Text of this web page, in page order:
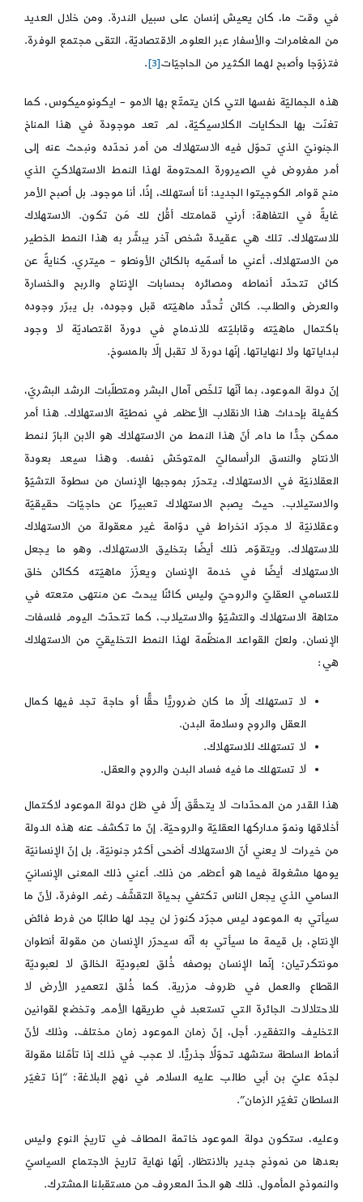
في وقت ما، كان يعيش إنسان على سبيل الندرة. ومن خلال العديد
من المغامرات والأسفار عبر العلوم الاقتصاديّة، التقى مجتمع الوفرة.
فتزوّجا وأصبح لهما الكثير من الحاجيّات[3]
.
هذه الجماليّة نفسها التي كان يتمتّع بها الامو – ايكونوميكوس، كما
تغنّت بها الحكايات الكلاسيكيّة، لم تعد موجودة في هذا المناخ
الجنونيّ الذي تحوّل فيه الاستهلاك من أمر نحدّده ونبحث عنه إلى
أمر مفروض في الصيرورة المحتومة لهذا النمط الاستهلاكيّ الذي
منح قوام الكوجيتوا الجديد: أنا أستهلك، إذًا، أنا موجود. بل أصبح الأمر
غايةً في التفاهة: أرني قمامتك أقُلْ لك مَن تكون. الاستهلاك
للاستهلاك. تلك هي عقيدة شخص آخر يبشّر به هذا النمط الخطير
من الاستهلاك، أعني ما أسمّيه بالكائن الأونطو – ميتري. كنايةً عن
كائن تتحدّد أنماطه ومصائره بحسابات الإنتاج والربح والخسارة
والعرض والطلب. كائن تُحدَّد ماهيّته قبل وجوده، بل يبرّر وجوده
باكتمال ماهيّته وقابليّته للاندماج في دورة اقتصاديّة لا وجود
لبداياتها ولا لنهاياتها. إنّها دورة لا تقبل إلّا بالمسوخ.
إنّ دولة الموعود، بما أنّها تلخّص آمال البشر ومتطلّبات الرشد البشريّ،
كفيلة بإحداث هذا الانقلاب الأعظم في نمطيّة الاستهلاك. هذا أمر
ممكن جدًّا ما دام أنّ هذا النمط من الاستهلاك هو الابن البارّ لنمط
الانتاج والنسق الرأسماليّ المتوحّش نفسه. وهذا سيعد بعودة
العقلانيّة في الاستهلاك، يتحرّر بموجبها الإنسان من سطوة التشيّؤ
والاستيلاب. حيث يصبح الاستهلاك تعبيرًا عن حاجيّات حقيقيّة
وعقلانيّة لا مجرّد انخراط في دوّامة غير معقولة من الاستهلاك
للاستهلاك. ويتقوّم ذلك أيضًا بتخليق الاستهلاك، وهو ما يجعل
الاستهلاك أيضًا في خدمة الإنسان ويعزّز ماهيّته ككائن خلق
للتسامي العقليّ والروحيّ وليس كائنًا يبحث عن منتهى متعته في
متاهة الاستهلاك والتشيّؤ والاستيلاب، كما تتحدّث اليوم فلسفات
الإنسان. ولعلّ القواعد المنظّمة لهذا النمط التخليقيّ من الاستهلاك
هي:
لا تستهلك إلّا ما كان ضروريًّا حقًّا أو حاجة تجد فيها كمال
العقل والروح وسلامة البدن.
لا تستهلك للاستهلاك.
لا تستهلك ما فيه فساد البدن والروح والعقل.
هذا القدر من المحدّدات لا يتحقّق إلّا في ظلّ دولة الموعود لاكتمال
أخلاقها ونموّ مداركها العقليّة والروحيّة. إنّ ما تكشف عنه هذه الدولة
من خيرات لا يعني أنّ الاستهلاك أضحى أكثر جنونيّة. بل إنّ الإنسانيّة
يومها مشغولة فيما هو أعظم من ذلك. أعني ذلك المعنى الإنسانيّ
السامي الذي يجعل الناس تكتفي بحياة التقشّف رغم الوفرة، لأنّ ما
سيأتي به الموعود ليس مجرّد كنوز لن يجد لها طالبًا من فرط فائض
الإنتاج، بل قيمة ما سيأتي به أنّه سيحرّر الإنسان من مقولة أنطوان
مونتكرتيان: إنّما الإنسان بوصفه خُلق لعبوديّة الخالق لا لعبوديّة
القطاع والعمل في ظروف مزرية. كما خُلق لتعمير الأرض لا
للاحتلالات الجائرة التي تستعبد في طريقها الأمم وتخضع لقوانين
التخليف والتفقير. أجل، إنّ زمان الموعود زمان مختلف، وذلك لأنّ
أنماط السلطة ستشهد تحوّلًا جذريًّا. لا عجب في ذلك إذا تأمّلنا مقولة
لجدّه عليّ بن أبي طالب عليه السلام في نهج البلاغة: “إذا تغيّر
السلطان تغيّر الزمان”.
وعليه، ستكون دولة الموعود خاتمة المطاف في تاريخ النوع وليس
بعدها من نموذج جدير بالانتظار. إنّها نهاية تاريخ الاجتماع السياسيّ
والنموذج المأمول. ذلك هو الحدّ المعروف من مستقبلنا المشترك.